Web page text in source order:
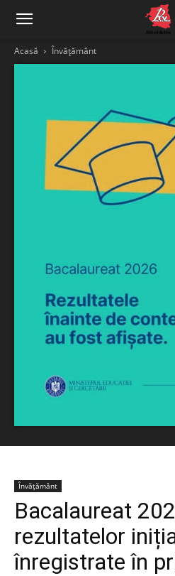
Acasă Învățământ
Învățământ
Bacalaureat
rezultatelor
înregistrate în